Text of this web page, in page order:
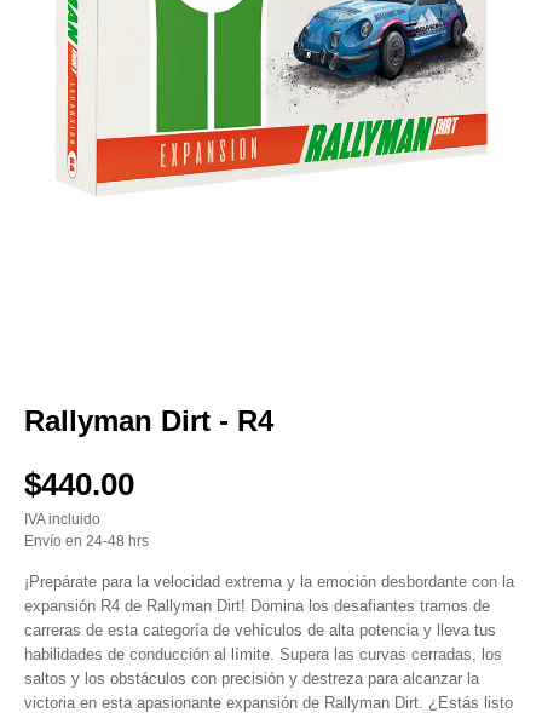
Rallyman Dirt - R4
$440.00
IVA incluido
Envío en 24-48 hrs
¡Prepárate para la velocidad extrema y la emoción desbordante con la
expansión R4 de Rallyman Dirt! Domina los desafiantes tramos de
carreras de esta categoría de vehículos de alta potencia y lleva tus
habilidades de conducción al límite. Supera las curvas cerradas, los
saltos y los obstáculos con precisión y destreza para alcanzar la
victoria en esta apasionante expansión de Rallyman Dirt. ¿Estás listo